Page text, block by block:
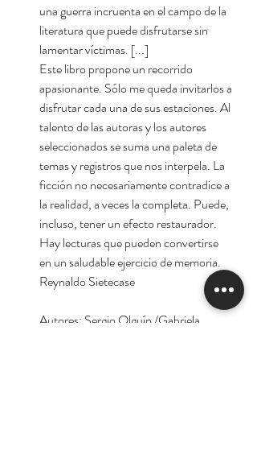
una guerra incruenta en el campo de la
literatura que puede disfrutarse sin
lamentar víctimas. [...]
Este libro propone un recorrido
apasionante. Sólo me queda invitarlos a
disfrutar cada una de sus estaciones. Al
talento de las autoras y los autores
seleccionados se suma una paleta de
temas y registros que nos interpela. La
ficción no necesariamente contradice a
la realidad, a veces la completa. Puede,
incluso, tener un efecto restaurador.
Hay lecturas que pueden convertirse
en un saludable ejercicio de memoria.
Reynaldo Sietecase
Autores: Sergio Olguín /Gabriela